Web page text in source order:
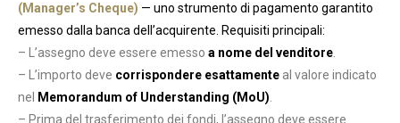
(Manager’s Cheque) — uno strumento di pagamento garantito
emesso dalla banca dell’acquirente. Requisiti principali:
– L’assegno deve essere emesso a nome del venditore.
– L’importo deve corrispondere esattamente al valore indicato
nel
Memorandum of Understanding (MoU).
– Prima del trasferimento dei fondi, l’assegno deve essere